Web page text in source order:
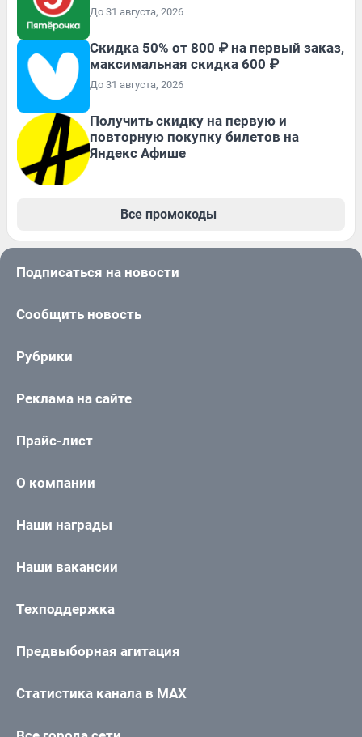
До 31 августа, 2026
Скидка 50% от 800 ₽ на первый заказ,
максимальная скидка 600 ₽
До 31 августа, 2026
Получить скидку на первую и
повторную покупку билетов на
Яндекс Афише
Все промокоды
Подписаться на новости
Сообщить новость
Рубрики
Реклама на сайте
Прайс-лист
О компании
Наши награды
Наши вакансии
Техподдержка
Предвыборная агитация
Статистика канала в MAX